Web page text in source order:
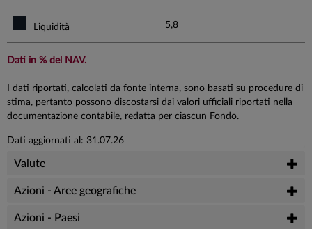
Liquidità 5,8
Dati in % del NAV.
I dati riportati, calcolati da fonte interna, sono basati su procedure di
stima, pertanto possono discostarsi dai valori ufficiali riportati nella
documentazione contabile, redatta per ciascun Fondo.
Dati aggiornati al: 31.07.26
Valute
Azioni - Aree geografiche
Azioni - Paesi